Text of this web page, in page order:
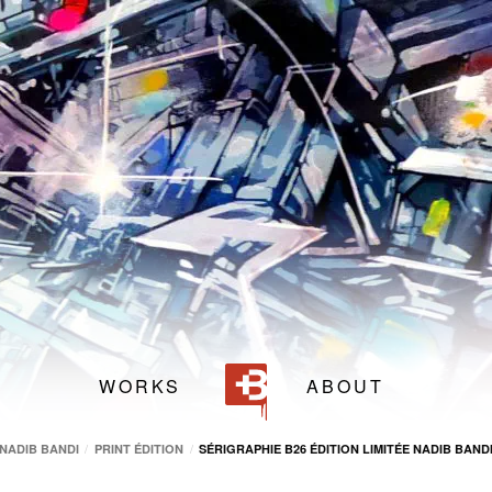
WORKS ABOUT
Dr.Paper & Mr.Tee ,14 rue Pré-Jérôme 1205 Genève ,GE
Dr.Paper & Mr.Tee
NADIB BANDI PRINT ÉDITION SÉRIGRAPHIE B26 ÉDITION LIMITÉE NADIB BANDI